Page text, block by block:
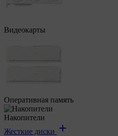
Видеокарты
Оперативная память
Накопители
Жесткие диски